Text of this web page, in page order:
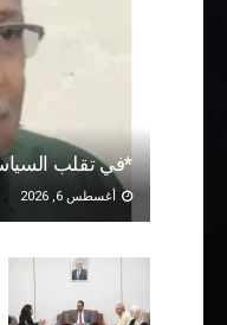
*في تقلب
أغسطس 6, 2026